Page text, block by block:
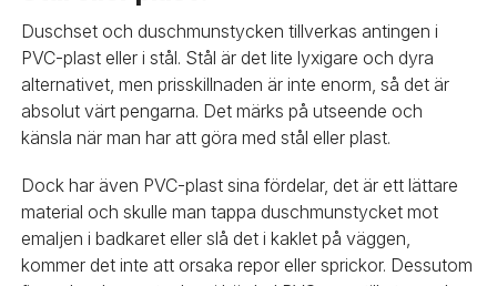
Duschset och duschmunstycken tillverkas antingen i
PVC-plast eller i stål. Stål är det lite lyxigare och dyra
alternativet, men prisskillnaden är inte enorm, så det är
absolut värt pengarna. Det märks på utseende och
känsla när man har att göra med stål eller plast.
Dock har även PVC-plast sina fördelar, det är ett lättare
material och skulle man tappa duschmunstycket mot
emaljen i badkaret eller slå det i kaklet på väggen,
kommer det inte att orsaka repor eller sprickor. Dessutom